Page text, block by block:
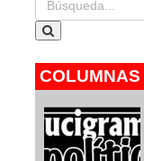
COLUMNAS